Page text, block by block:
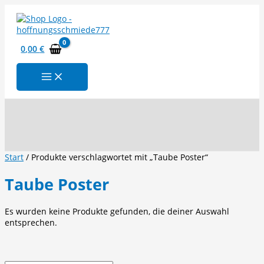
Inhalt
springen
0,00€
Start / Produkte verschlagwortet mit „Taube Poster“
Taube Poster
Es wurden keine Produkte gefunden, die deiner Auswahl
entsprechen.